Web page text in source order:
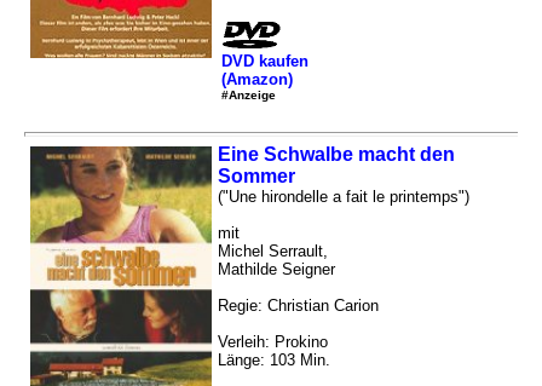
DVD kaufen
(Amazon)
#Anzeige
Eine Schwalbe macht den
Sommer
("Une hirondelle a fait le printemps")
mit
Michel Serrault,
Mathilde Seigner
Regie: Christian Carion
Verleih: Prokino
Länge: 103 Min.